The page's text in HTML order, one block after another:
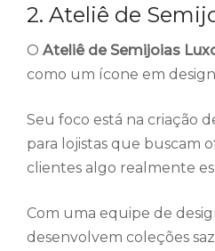
2. Ateliê de
O Ateliê de Semijoias
como um ícone em
Seu foco está na criação
para lojistas que buscam
clientes algo realmente
Com uma equipe de
desenvolvem coleções